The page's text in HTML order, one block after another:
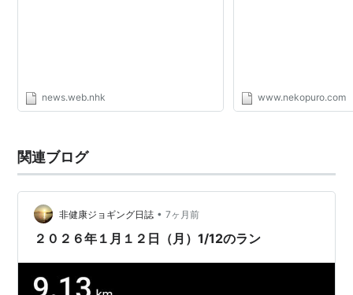
news.web.nhk www.nekopuro.com
関連ブログ
非健康ジョギング日誌 • 7ヶ月前
２０２６年１月１２日（月）1/12のラン